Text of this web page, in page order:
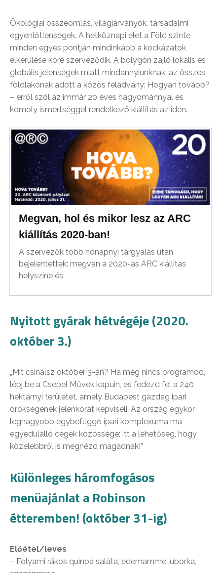
Ökológiai összeomlás, világjárványok, társadalmi
egyenlőtlenségek. A hétköznapi élet a Föld szinte
minden egyes pontján mindinkább a kockázatok
elkerülése köré szerveződik. A bolygón zajló lokális és
globális jelenségek miatt mindannyiunknak, az összes
földlakónak adott a közös feladvány: Hogyan tovább?
– erről szól az immár 20 éves hagyománnyal és
komoly ismertséggel rendelkező kiállítás az idén.
Megvan, hol és mikor lesz az ARC
kiállítás 2020-ban!
A szervezők több hónapnyi tárgyalás után
bejelentették: megvan a 2020-as ARC kiállítás
helyszíne és
Nyitott gyárak hétvégéje (2020.
október 3.)
„Mit csinálsz október 3-án? Ha még nincs programod,
lépj be a Csepel Művek kapuin, és fedezd fel a 240
hektárnyi területet, amely Budapest gazdag ipari
örökségének jelenkorát képviseli. Az ország egykor
legnagyobb egybefüggő ipari komplexuma ma
egyedülálló cégek közössége; itt a lehetőség, hogy
közelebbről is megnézd magadnak!”
Különleges háromfogásos
menüajánlat a Robinson
étteremben! (október 31-ig)
Előétel/leves
– Folyami rákos quinoa saláta, edemamme, uborka,